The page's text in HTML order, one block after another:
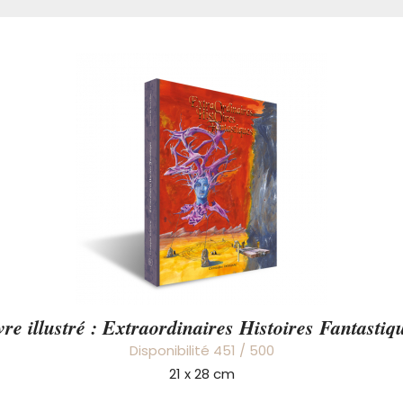
illustré : Extraordinaires Histoires
Disponibilité 451 / 500
21 x 28 cm